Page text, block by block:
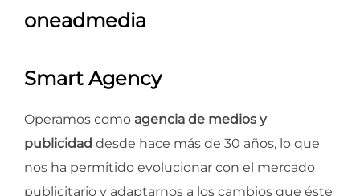
oneadmedia
Smart Agency
Operamos como agencia de medios y
publicidad desde hace más de 30 años, lo que
nos ha permitido evolucionar con el mercado
publicitario y adaptarnos a los cambios que éste